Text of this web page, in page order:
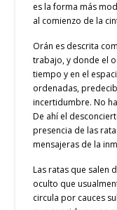
es la forma más
al comienzo de la
Orán es descrita
trabajo, y donde el
tiempo y en el
ordenadas,
incertidumbre. No
De ahí el
presencia de las
mensajeras de la
Las ratas que salen
oculto que
circula por cauces